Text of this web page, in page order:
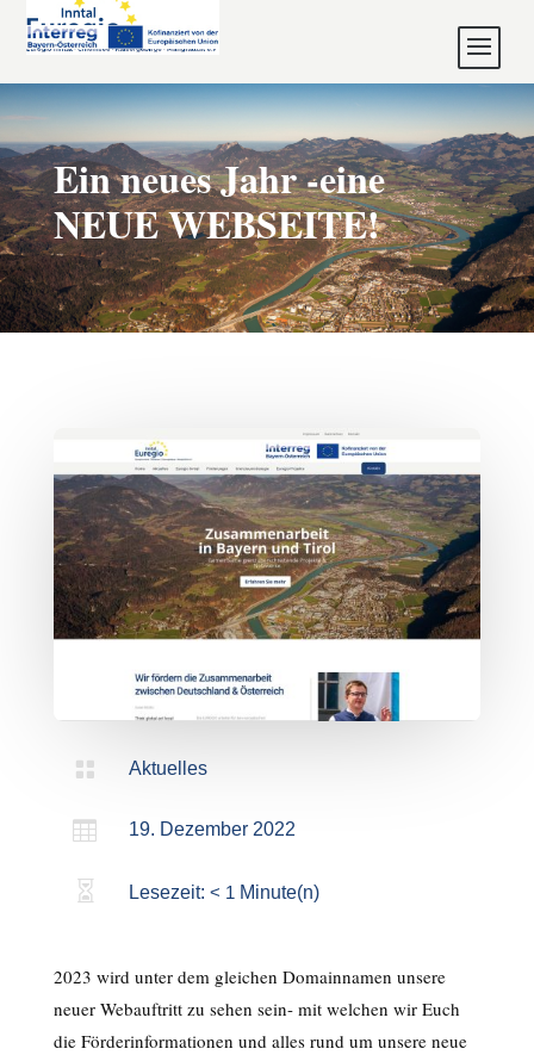
Ein neues Jahr -eine
NEUE WEBSEITE!
 Aktuelles
 19. Dezember 2022
 Lesezeit: < 1 Minute(n)
2023 wird unter dem gleichen Domainnamen unsere
neuer Webauftritt zu sehen sein- mit welchen wir Euch
die Förderinformationen und alles rund um unsere neue